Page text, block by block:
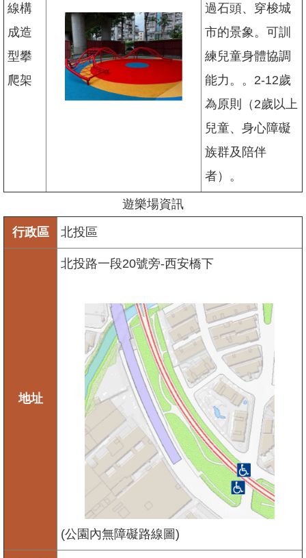
線構
成造
型攀
爬架
過石頭、穿梭城
市的景象。可訓
練兒童身體協調
能力。。2-12歲
為原則（2歲以上
兒童、身心障礙
族群及陪伴
者）。
遊樂場資訊
行政區 北投區
地址
北投路一段20號旁-西安橋下
(公園內無障礙路線圖)